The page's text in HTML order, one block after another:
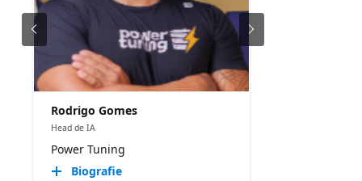
Rodrigo Gomes
Head de IA
Power Tuning
Biografie